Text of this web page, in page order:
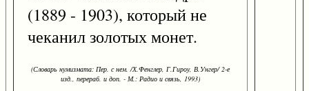
(1889 - 1903), который не
чеканил золотых монет.
(Словарь нумизмата: Пер. с нем. /Х.Фенглер, Г.Гироу, В.Унгер/ 2-е
изд., перераб. и доп. - М.: Радио и связь, 1993)